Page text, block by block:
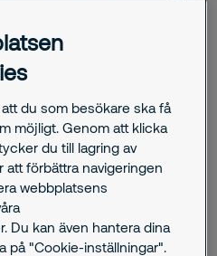
utfärdas när ett fordon
i hela landet
både kommunal och privat
eller vid
du som besökare ska få
möjligt. Genom att klicka
du till lagring av
förbättra navigeringen
webbplatsens
Du kan även hantera dina
på "Cookie-inställningar".